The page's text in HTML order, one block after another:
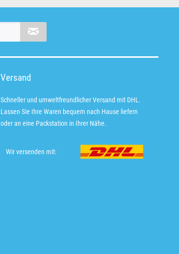
Versand
Schneller und umweltfreundlicher Versand mit DHL.
Lassen Sie Ihre Waren bequem nach Hause liefern
oder an eine Packstation in Ihrer Nähe.
Wir versenden mit: